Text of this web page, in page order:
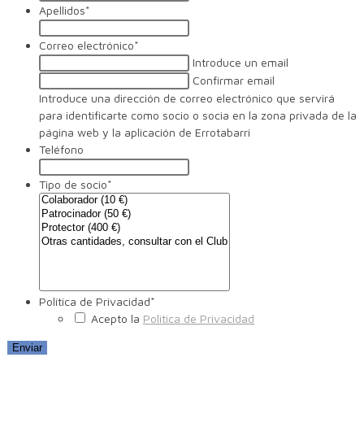
Apellidos*
Correo electrónico*
Introduce un email
Confirmar email
Introduce una dirección de correo electrónico que servirá
para identificarte como socio o socia en la zona privada de la
página web y la aplicación de Errotabarri
Teléfono
Tipo de socio*
Política de Privacidad*
Acepto la Política de Privacidad